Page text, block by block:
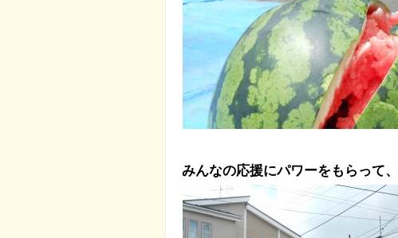
みんなの応援にパワーをもらって